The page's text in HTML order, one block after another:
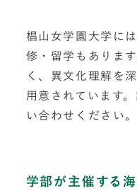
椙山女学園大学に
修・留学もありま
く、異文化理解を
用意されています
い合わせください。
学部が主催する